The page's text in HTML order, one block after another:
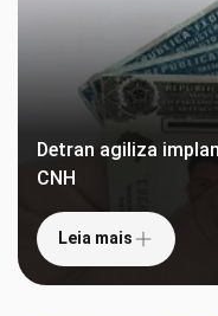
Detran agiliza
CNH
Leia mais